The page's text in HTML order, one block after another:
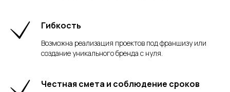
Гибкость
Возможна реализация проектов под франшизу или
создание уникального бренда с нуля.
Честная смета и соблюдение сроков